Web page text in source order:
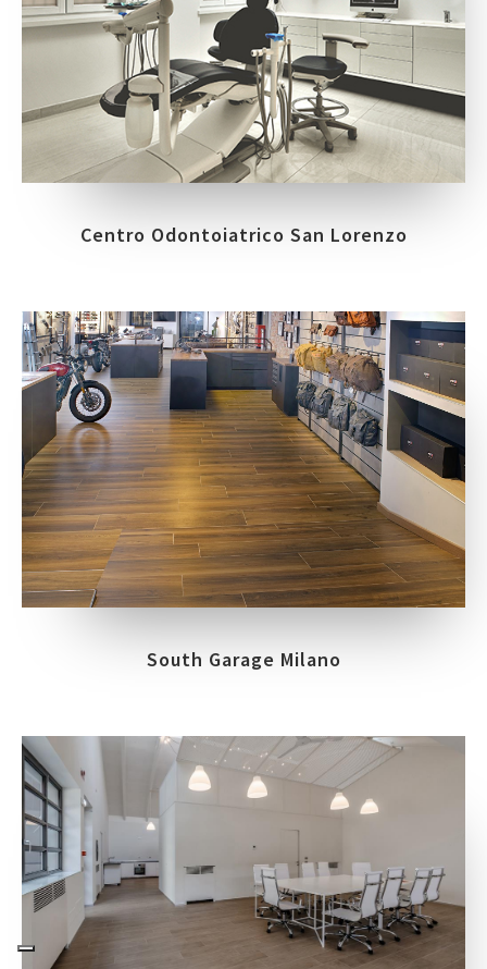
Centro Odontoiatrico San Lorenzo
South Garage Milano